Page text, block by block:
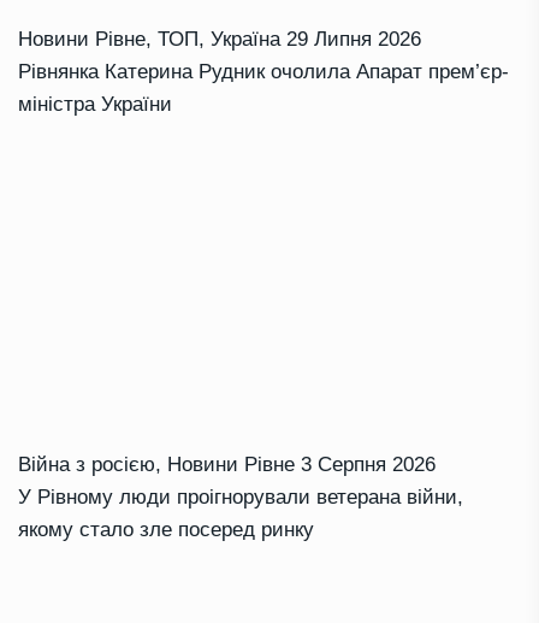
Новини Рівне, ТОП, Україна 29 Липня 2026
Рівнянка Катерина Рудник очолила Апарат прем’єр-
міністра України
Війна з росією, Новини Рівне 3 Серпня 2026
У Рівному люди проігнорували ветерана війни,
якому стало зле посеред ринку